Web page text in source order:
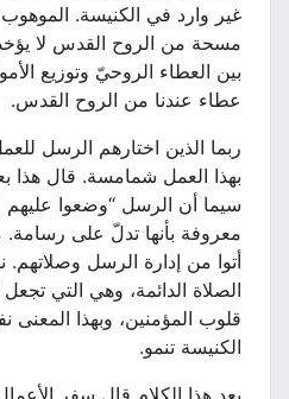
غير وارد في الكنيسة. الموهوب
مسحة من الروح القدس لا يؤخذ
بين العطاء الروحيّ وتوزيع
عطاء عندنا من الروح القدس.
ربما الذين اختارهم الرسل
بهذا العمل شمامسة. قال هذا
سيما أن الرسل “وضعوا عليهم
معروفة بأنها تدلّ على رسامة.
أتوا من إدارة الرسل وصلاتهم.
الصلاة الدائمة، وهي التي تجعل
قلوب المؤمنين، وبهذا المعنى
الكنيسة تنمو.